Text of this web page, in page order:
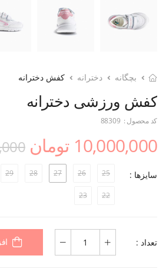
بچگانه دخترانه کفش دخترانه
کفش ورزشی دخترانه
کد محصول : 88309
10,000,000 تومان
سایزها : 25
26
27
28
29
22
23
تعداد :